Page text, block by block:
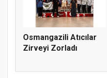
Osmangazili Atıcılar
Zirveyi Zorladı